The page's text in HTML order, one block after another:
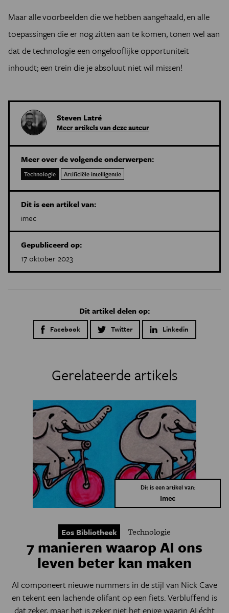
Maar alle voorbeelden die we hebben aangehaald, en alle
toepassingen die er nog zitten aan te komen, tonen wel aan
dat de technologie een ongelooflijke opportuniteit
inhoudt; een trein die je absoluut niet wil missen!
Steven Latré
Meer artikels van deze auteur
Meer over de volgende onderwerpen:
Technologie Artificiële intelligentie
Dit is een artikel van:
imec
Gepubliceerd op:
17 oktober 2023
Dit artikel delen op:
Facebook Twitter Linkedin
Gerelateerde artikels
Dit is een artikel van:
Imec
Eos Bibliotheek Technologie
7 manieren waarop AI ons
leven beter kan maken
AI componeert nieuwe nummers in de stijl van Nick Cave
en tekent een lachende olifant op een fiets. Verbluffend is
dat zeker, maar het is zeker niet het enige waarin AI écht